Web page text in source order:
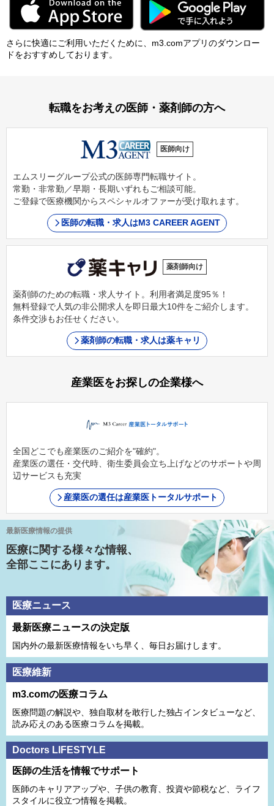
さらに快適にご利⽤いただくために、m3.comアプリのダウンロー
ドをおすすめしております。
転職をお考えの医師・薬剤師の方へ
医師向け
エムスリーグループ公式の医師専門転職サイト。
常勤・非常勤／早期・長期いずれもご相談可能。
ご登録で医療機関からスペシャルオファーが受け取れます。
医師の転職・求人はM3 CAREER AGENT
薬剤師向け
薬剤師のための転職・求人サイト。利用者満足度95％！
無料登録で人気の非公開求人を即日最大10件をご紹介します。
条件交渉もお任せください。
薬剤師の転職・求人は薬キャリ
産業医をお探しの企業様へ
全国どこでも産業医のご紹介を"確約"。
産業医の選任・交代時、衛生委員会立ち上げなどのサポートや周
辺サービスも充実
産業医の選任は産業医トータルサポート
最新医療情報の提供
医療に関する様々な情報、
全部ここにあります。
医療ニュース
最新医療ニュースの決定版
国内外の最新医療情報をいち早く、毎日お届けします。
医療維新
m3.comの医療コラム
医療問題の解説や、独⾃取材を敢⾏した独占インタビューなど、
読み応えのある医療コラムを掲載。
Doctors LIFESTYLE
医師の生活を情報でサポート
医師のキャリアアップや、子供の教育、投資や節税など、ライフ
スタイルに役立つ情報を掲載。